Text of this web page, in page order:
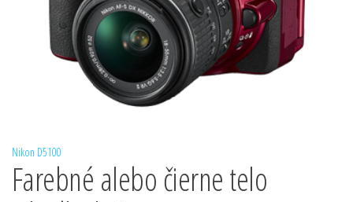
Nikon D5100
Farebné alebo čierne telo